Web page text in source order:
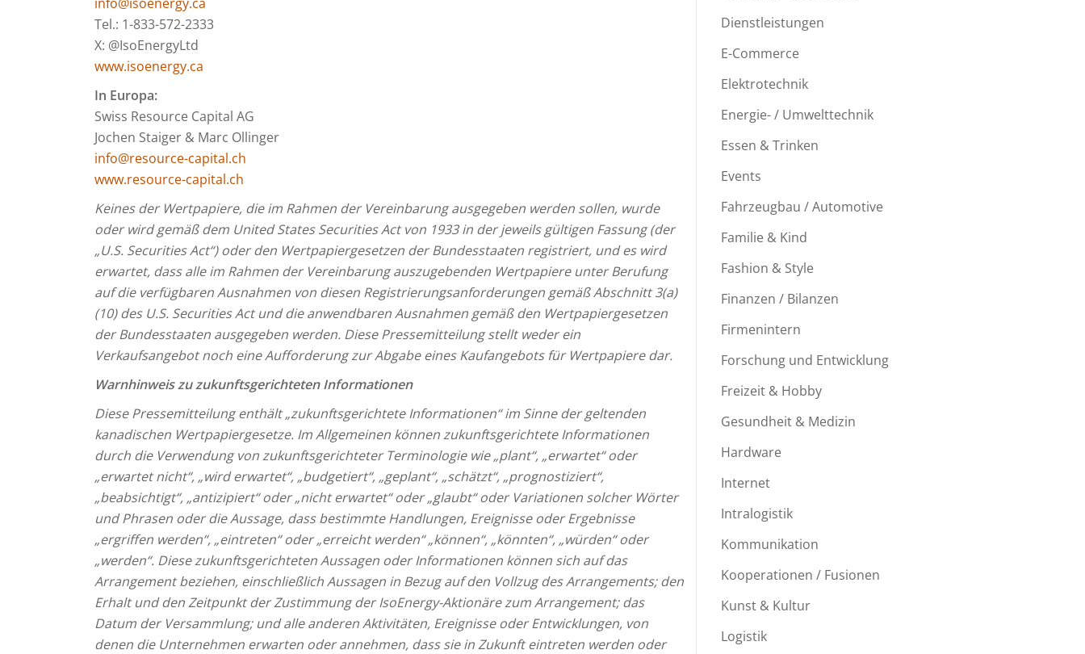
Tel.: 1-833-572-2333
X: @IsoEnergyLtd
www.isoenergy.ca
In Europa:
Swiss Resource Capital AG
Jochen Staiger & Marc Ollinger
info@resource-capital.ch
www.resource-capital.ch
Keines der Wertpapiere, die im Rahmen der Vereinbarung ausgegeben werden sollen, wurde
oder wird gemäß dem United States Securities Act von 1933 in der jeweils gültigen Fassung (der
„U.S. Securities Act“) oder den Wertpapiergesetzen der Bundesstaaten registriert, und es wird
erwartet, dass alle im Rahmen der Vereinbarung auszugebenden Wertpapiere unter Berufung
auf die verfügbaren Ausnahmen von diesen Registrierungsanforderungen gemäß Abschnitt 3(a)
(10) des U.S. Securities Act und die anwendbaren Ausnahmen gemäß den Wertpapiergesetzen
der Bundesstaaten ausgegeben werden. Diese Pressemitteilung stellt weder ein
Verkaufsangebot noch eine Aufforderung zur Abgabe eines Kaufangebots für Wertpapiere dar.
Warnhinweis zu zukunftsgerichteten Informationen
Diese Pressemitteilung enthält „zukunftsgerichtete Informationen“ im Sinne der geltenden
kanadischen Wertpapiergesetze. Im Allgemeinen können zukunftsgerichtete Informationen
durch die Verwendung von zukunftsgerichteter Terminologie wie „plant“, „erwartet“ oder
„erwartet nicht“, „wird erwartet“, „budgetiert“, „geplant“, „schätzt“, „prognostiziert“,
„beabsichtigt“, „antizipiert“ oder „nicht erwartet“ oder „glaubt“ oder Variationen solcher Wörter
und Phrasen oder die Aussage, dass bestimmte Handlungen, Ereignisse oder Ergebnisse
„ergriffen werden“, „eintreten“ oder „erreicht werden“ „können“, „könnten“, „würden“ oder
„werden“. Diese zukunftsgerichteten Aussagen oder Informationen können sich auf das
Arrangement beziehen, einschließlich Aussagen in Bezug auf den Vollzug des Arrangements; den
Erhalt und den Zeitpunkt der Zustimmung der IsoEnergy-Aktionäre zum Arrangement; das
Datum der Versammlung; und alle anderen Aktivitäten, Ereignisse oder Entwicklungen, von
denen die Unternehmen erwarten oder annehmen, dass sie in Zukunft eintreten werden oder
Dienstleistungen
E-Commerce
Elektrotechnik
Energie- / Umwelttechnik
Essen & Trinken
Events
Fahrzeugbau / Automotive
Familie & Kind
Fashion & Style
Finanzen / Bilanzen
Firmenintern
Forschung und Entwicklung
Freizeit & Hobby
Gesundheit & Medizin
Hardware
Internet
Intralogistik
Kommunikation
Kooperationen / Fusionen
Kunst & Kultur
Logistik